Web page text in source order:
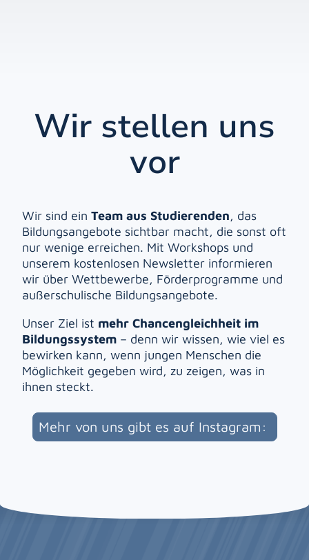
Wir stellen uns
vor
Wir sind ein Team aus Studierenden, das
Bildungsangebote sichtbar macht, die sonst oft
nur wenige erreichen. Mit Workshops und
unserem kostenlosen Newsletter informieren
wir über Wettbewerbe, Förderprogramme und
außerschulische Bildungsangebote.
Unser Ziel ist mehr Chancengleichheit im
Bildungssystem – denn wir wissen, wie viel es
bewirken kann, wenn jungen Menschen die
Möglichkeit gegeben wird, zu zeigen, was in
ihnen steckt.
Mehr von uns gibt es auf Instagram: